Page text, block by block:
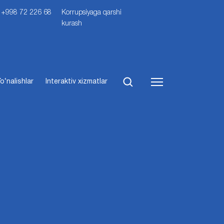
+998 72 226 68
Korrupsiyaga qarshi
kurash
Interaktiv xizmatlar